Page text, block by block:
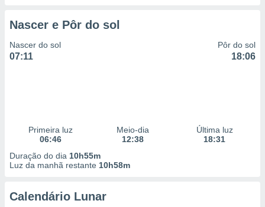
Nascer e Pôr do sol
Nascer do sol
07:11
Pôr do sol
18:06
Primeira luz
06:46
Meio-dia
12:38
Última luz
18:31
Duração do dia 10h55m
Luz da manhã restante 10h58m
Calendário Lunar